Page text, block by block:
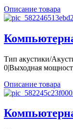
Описание товара
Тип акустики/
0|Выходная
Описание товара